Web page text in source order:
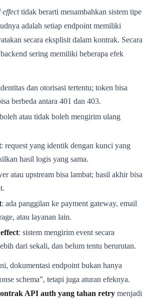
effecttidak berarti menambahkan sistem tipe
adalah setiap endpoint memiliki
secara eksplisit dalam kontrak. Secara
sering memiliki beberapa efek
dan otorisasi tertentu; token bisa
berbeda antara 401 dan 403.
atau tidak boleh mengirim ulang
: request yang identik dengan kunci yang
hasil logis yang sama.
atau upstream bisa lambat; hasil akhir bisa
: ada panggilan ke payment gateway, email
atau layanan lain.
: sistem mengirim event secara
dari sekali, dan belum tentu berurutan.
dokumentasi endpoint bukan hanya
schema”, tetapi juga aturan efeknya.
API auth yang tahan retry menjadi